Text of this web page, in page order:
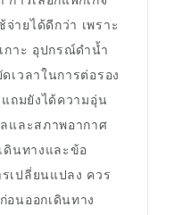
ายได้ดีกว่า เพราะ
กาะ อุปกรณ์ดำน้ำ
เวลาในการต่อรอง
ถมยังได้ความอุ่น
และสภาพอากาศ
ดินทางและข้อ
เปลี่ยนแปลง ควร
นออกเดินทาง